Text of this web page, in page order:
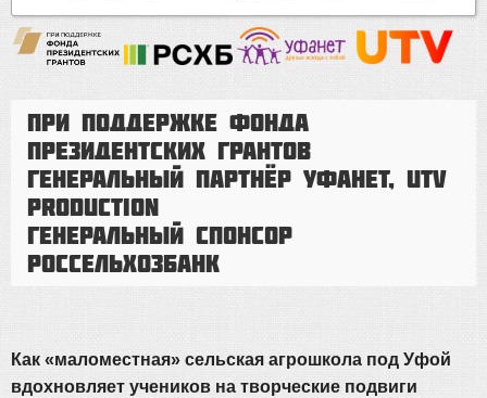
При поддержке Фонда
президентских грантов
Генеральный партнёр Уфанет, UTV
Production
Генеральный спонсор
Россельхозбанк
Как «маломестная» сельская агрошкола под Уфой
вдохновляет учеников на творческие подвиги